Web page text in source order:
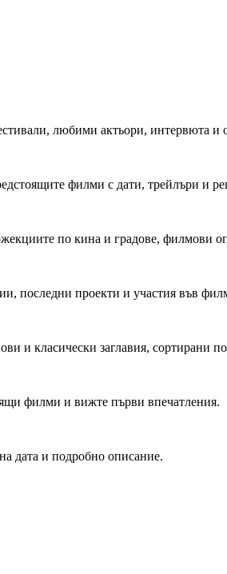
любими актьори, интервюта и
филми с дати, трейлъри и
по кина и градове, филмови
последни проекти и участия във
и класически заглавия, сортирани
филми и вижте първи впечатления.
дата и подробно описание.